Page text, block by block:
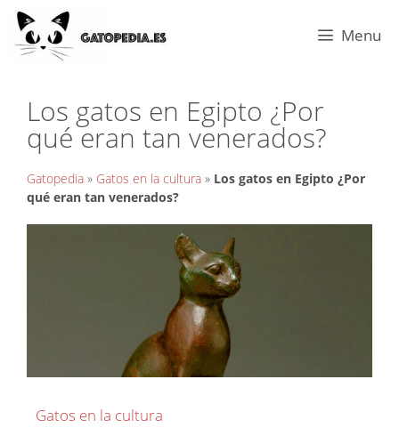
Menu
Los gatos en Egipto ¿Por
qué eran tan venerados?
Gatopedia » Gatos en la cultura » Los gatos en Egipto ¿Por
qué eran tan venerados?
Gatos en la cultura